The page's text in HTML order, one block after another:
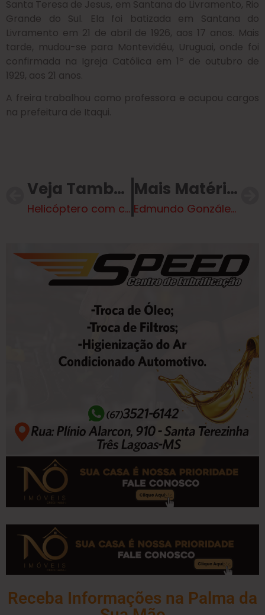
Santa Teresa de Jesus, em Santana do Livramento, Rio
Grande do Sul. Ela foi batizada em Santana do
Livramento em 21 de abril de 1926, aos 17 anos. Mais
tarde, mudou-se para Montevidéu, Uruguai, onde foi
confirmada na Igreja Católica em 1º de outubro de
1929, aos 21 anos.
A freira trabalhou como professora e ocupou cargos
na prefeitura de Itaqui.
Veja Também
Helicóptero com cinco pessoas a bordo cai em Santa Catarina
Mais Matérias
Edmundo González provoca Maduro: ‘Vou à Venezuela tomar posse como presidente eleito’; VÍDEO
Receba Informações na Palma da